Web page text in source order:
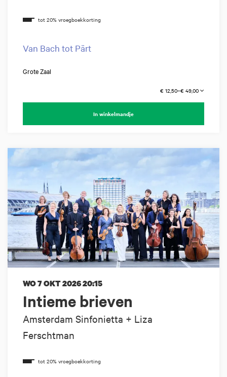
Van Bach tot Pärt
Grote Zaal
€ 12,50–€ 49,00
In winkelmandje
Intieme brieven
Amsterdam Sinfonietta + Liza
Ferschtman
WO 7 OKT 202620:15